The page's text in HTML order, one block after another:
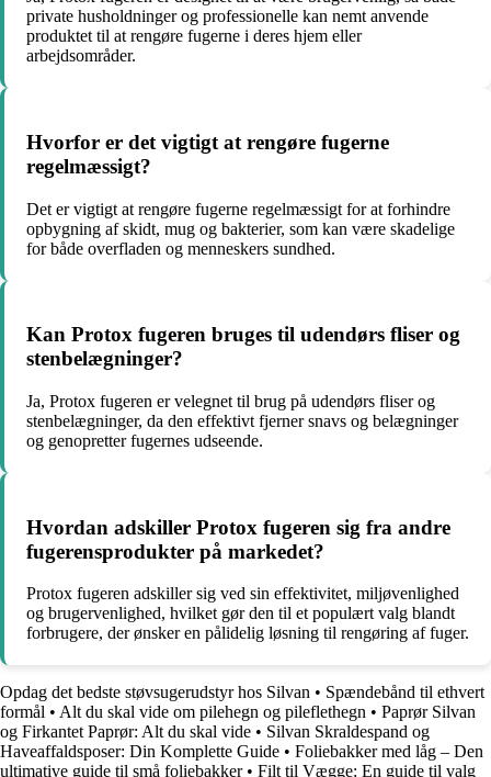
private husholdninger og professionelle kan nemt anvende
produktet til at rengøre fugerne i deres hjem eller
arbejdsområder.
Hvorfor er det vigtigt at rengøre fugerne
regelmæssigt?
Det er vigtigt at rengøre fugerne regelmæssigt for at forhindre
opbygning af skidt, mug og bakterier, som kan være skadelige
for både overfladen og menneskers sundhed.
Kan Protox fugeren bruges til udendørs fliser og
stenbelægninger?
Ja, Protox fugeren er velegnet til brug på udendørs fliser og
stenbelægninger, da den effektivt fjerner snavs og belægninger
og genopretter fugernes udseende.
Hvordan adskiller Protox fugeren sig fra andre
fugerensprodukter på markedet?
Protox fugeren adskiller sig ved sin effektivitet, miljøvenlighed
og brugervenlighed, hvilket gør den til et populært valg blandt
forbrugere, der ønsker en pålidelig løsning til rengøring af fuger.
Opdag det bedste støvsugerudstyr hos Silvan • Spændebånd til ethvert
formål • Alt du skal vide om pilehegn og pileflethegn • Paprør Silvan
og Firkantet Paprør: Alt du skal vide • Silvan Skraldespand og
Haveaffaldsposer: Din Komplette Guide • Foliebakker med låg – Den
ultimative guide til små foliebakker• Filt til Vægge: En guide til valg